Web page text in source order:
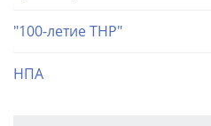
"100-летие ТНР"
НПА